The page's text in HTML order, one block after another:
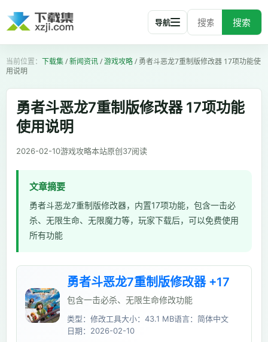
搜索
导航
下载集/新闻资讯/游戏攻略/勇者斗恶龙7重制版修改器 17项功能使
用说明
勇者斗恶龙7重制版修改器 17项功能
使用说明
2026-02-10游戏攻略本站原创37阅读
文章摘要
勇者斗恶龙7重制版修改器，内置17项功能，包含一击必
杀、无限生命、无限魔力等，玩家下载后，可以免费使用
所有功能
勇者斗恶龙7重制版修改器 +17
包含一击必杀、无限生命修改功能
类型：修改工具大小：43.1 MB语言：简体中文
日期：2026-02-10